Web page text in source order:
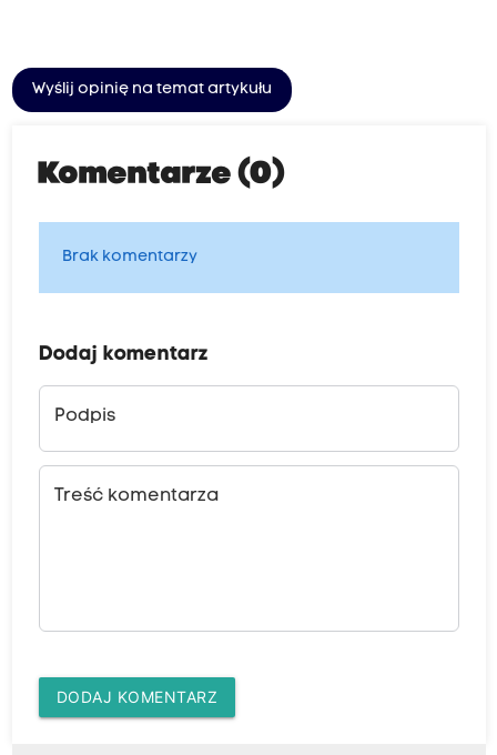
Wyślij opinię na temat artykułu
Komentarze (0)
Brak komentarzy
Dodaj komentarz
Podpis
Treść komentarza
DODAJ KOMENTARZ